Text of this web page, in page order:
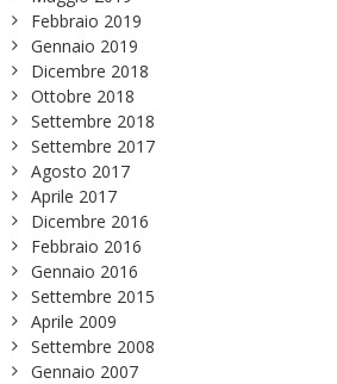
Febbraio 2019
Gennaio 2019
Dicembre 2018
Ottobre 2018
Settembre 2018
Settembre 2017
Agosto 2017
Aprile 2017
Dicembre 2016
Febbraio 2016
Gennaio 2016
Settembre 2015
Aprile 2009
Settembre 2008
Gennaio 2007